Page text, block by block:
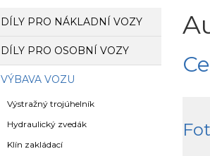
DÍLY PRO NÁKLADNÍ VOZY
DÍLY PRO OSOBNÍ VOZY
VÝBAVA VOZU
Výstražný trojúhelník
Hydraulický zvedák
Klín zakládací